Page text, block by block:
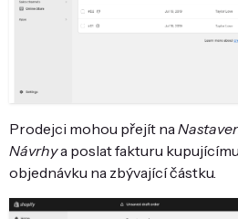
Prodejci mohou přejít na
Návrhya poslat fakturu
objednávku na zbývající částku.